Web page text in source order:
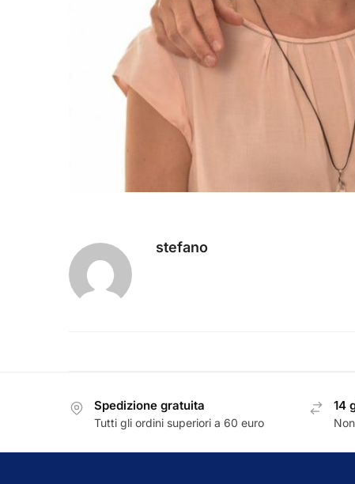
stefano
Spedizione gratuita
Tutti gli ordini superiori a 60 euro
14